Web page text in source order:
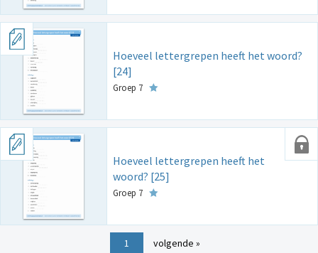
Hoeveel lettergrepen heeft het woord?
[24]
Groep 7
Hoeveel lettergrepen heeft het
woord? [25]
Groep 7
1 volgende »